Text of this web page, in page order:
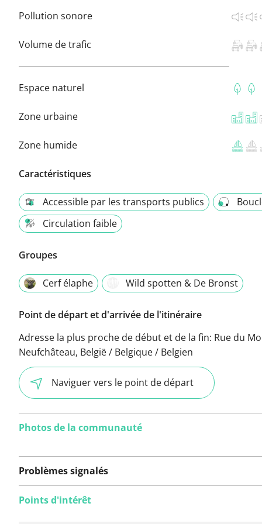
Pollution sonore
Volume de trafic
Espace naturel
Zone urbaine
Zone humide
Caractéristiques
Accessible par les transports publics
Circulation faible
Groupes
Cerf élaphe Wild spotten & De Bronst
Point de départ et d'arrivée de l'itinéraire
Adresse la plus proche de début et de la fin: Rue du
Neufchâteau, België / Belgique / Belgien
Naviguer vers le point de départ
Photos de la communauté
Problèmes signalés
Points d'intérêt